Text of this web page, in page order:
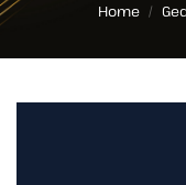
Home /